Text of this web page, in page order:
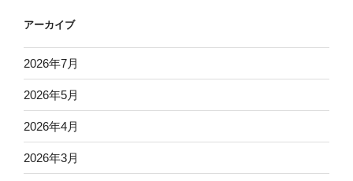
アーカイブ
2026年7月
2026年5月
2026年4月
2026年3月